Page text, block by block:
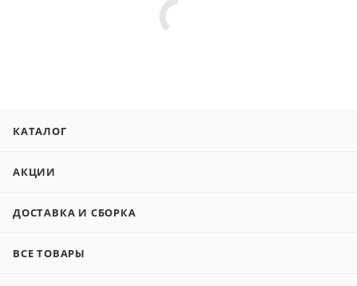
КАТАЛОГ
АКЦИИ
ДОСТАВКА И СБОРКА
ВСЕ ТОВАРЫ